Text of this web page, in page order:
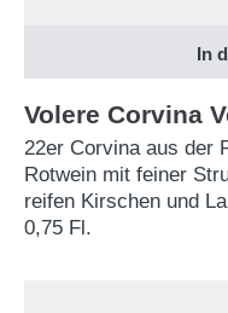
Volere Corvina
22er Corvina aus der
Rotwein mit feiner
reifen Kirschen und
0,75 Fl.